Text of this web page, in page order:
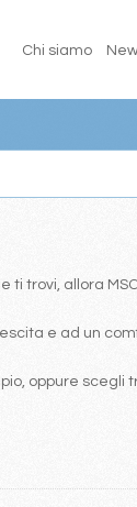
Chi siamo
trovi, allora
e ad un
oppure